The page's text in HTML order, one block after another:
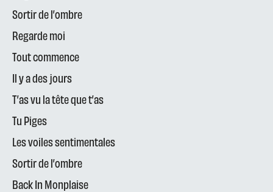
Sortir de l’ombre
Regarde moi
Tout commence
Il y a des jours
T’as vu la tête que t’as
Tu Piges
Les voiles sentimentales
Sortir de l’ombre
Back In Monplaise